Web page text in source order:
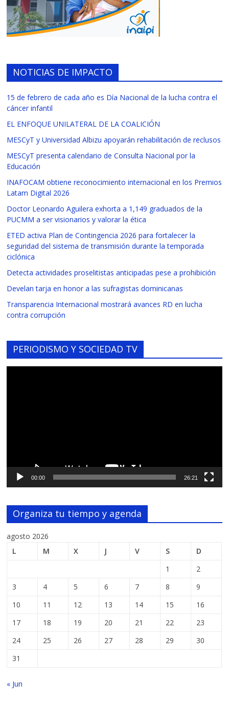
NOTICIAS DE IMPACTO
15 de febrero de cada año es Día Nacional de la lucha contra el
cáncer infantil
EL ENFOQUE UNILATERAL DE LA COALICIÓN
MESCyT y Universidad Albizu apoyarán rehabilitación de reclusos
MESCyT presenta calendario de Consulta Nacional por la
Educación
INAFOCAM obtiene reconocimiento internacional en los Premios
Latam Digital 2026
Doctor Leonardo Aguilera exhorta a 1,149 graduados de la
PUCMM a ser visionarios y valorar la ética
ETED activa Plan de Contingencia 2026 para fortalecer la
seguridad del sistema de transmisión durante la temporada
ciclónica
Detecta actividades proselitistas anticipadas pese a prohibición
Develan tarja en honor a las sufragistas dominicanas
Transparencia Internacional mostrará avances RD en lucha
contra corrupción
PERIODISMO Y SOCIEDAD TV
00:00 26:21
Organiza tu tiempo y agenda
agosto 2026
L
M X J V S
D
1
2
3
4 5 6 7 8
9
10
11 12 13 14 15
16
17
18 19 20 21 22
23
24
25 26 27 28 29
30
31
« Jun